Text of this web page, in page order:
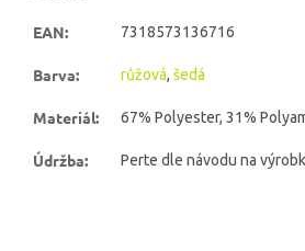
EAN: 7318573136716
Barva: růžová, šedá
Materiál: 67% Polyester, 31%
Údržba: Perte dle návodu na